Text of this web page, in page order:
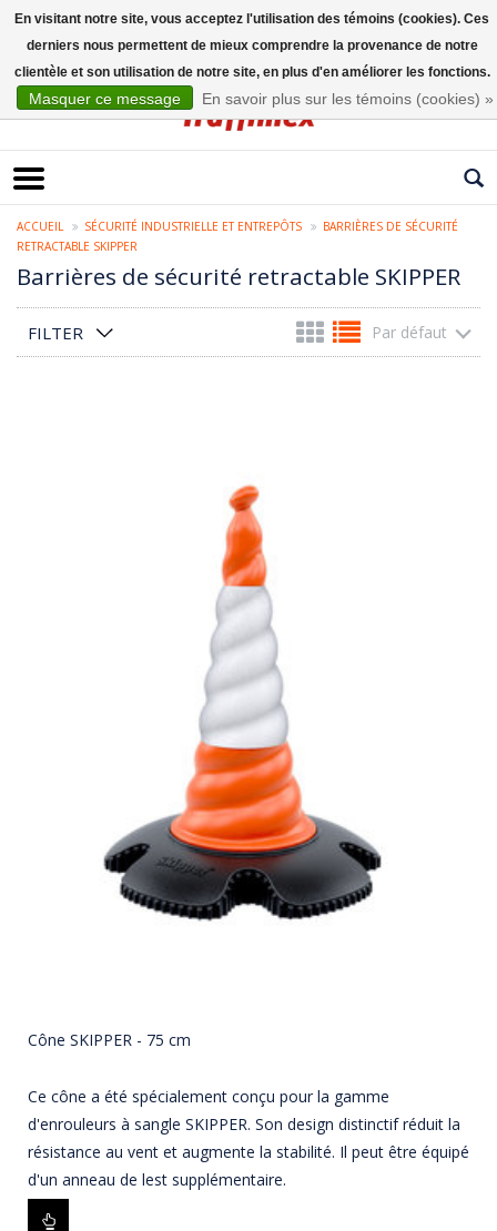
ACCUEIL SÉCURITÉ INDUSTRIELLE ET ENTREPÔTS
BARRIÈRES DE SÉCURITÉ
RETRACTABLE SKIPPER
Barrières de sécurité retractable SKIPPER
FILTER Par défaut
Cône SKIPPER - 75 cm
Ce cône a été spécialement conçu pour la gamme
d'enrouleurs à sangle SKIPPER. Son design distinctif réduit la
résistance au vent et augmente la stabilité. Il peut être équipé
d'un anneau de lest supplémentaire.
En visitant notre site, vous acceptez l'utilisation des témoins (cookies). Ces
derniers nous permettent de mieux comprendre la provenance de notre
clientèle et son utilisation de notre site, en plus d'en améliorer les fonctions.
Masquer ce message En savoir plus sur les témoins (cookies) »